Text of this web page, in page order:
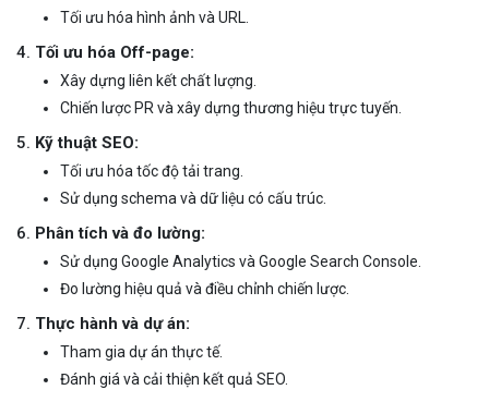
Tối ưu hóa hình ảnh và URL.
4. Tối ưu hóa Off-page:
Xây dựng liên kết chất lượng.
Chiến lược PR và xây dựng thương hiệu trực tuyến.
5. Kỹ thuật SEO:
Tối ưu hóa tốc độ tải trang.
Sử dụng schema và dữ liệu có cấu trúc.
6. Phân tích và đo lường:
Sử dụng Google Analytics và Google Search Console.
Đo lường hiệu quả và điều chỉnh chiến lược.
7. Thực hành và dự án:
Tham gia dự án thực tế.
Đánh giá và cải thiện kết quả SEO.